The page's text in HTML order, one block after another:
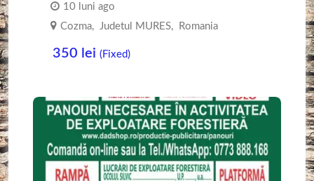
10 luni ago
Cozma, Judetul MURES, Romania
350 lei (Fixed)